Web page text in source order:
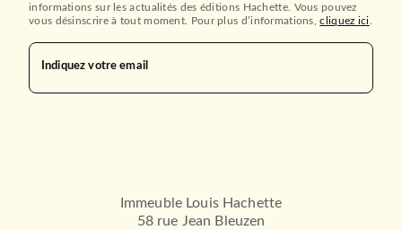
informations sur les actualités des éditions Hachette. Vous pouvez
vous désinscrire à tout moment. Pour plus d’informations,cliquez ici
Indiquez votre email
Immeuble Louis Hachette
58 rue Jean Bleuzen